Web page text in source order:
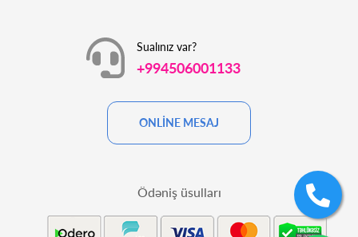
Sualınız var?
+994506001133
ONLİNE MESAJ
Ödəniş üsulları